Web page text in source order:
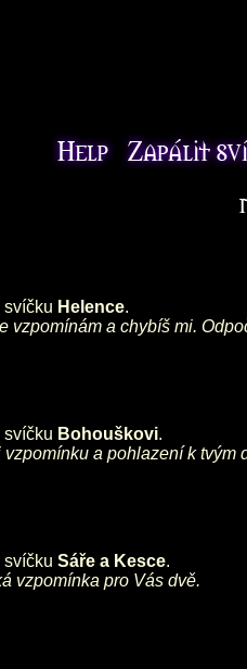
Helence.
vzpomínám a chybíš mi.
Bohouškovi.
a pohlazení k
Sáře a Kesce.
vzpomínka pro Vás dvě.